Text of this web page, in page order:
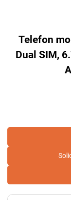
Telefon
Dual SIM,